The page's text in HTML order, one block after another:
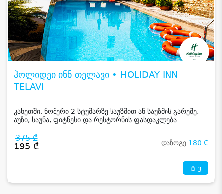
ჰოლიდეი ინნ თელავი • HOLIDAY INN
TELAVI
კახეთში, ნომერი 2 სტუმარზე საუზმით ან საუზმის გარეშე,
აუზი, საუნა, ფიტნესი და რესტორნის ფასდაკლება
375 ₾
195 ₾ დაზოგე 180 ₾
3